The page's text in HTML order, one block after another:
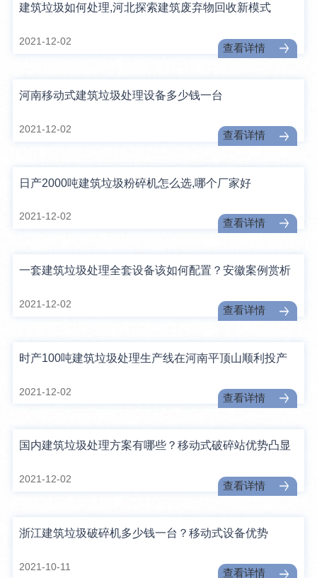
建筑垃圾如何处理,河北探索建筑废弃物回收新模式
2021-12-02
查看详情
河南移动式建筑垃圾处理设备多少钱一台
2021-12-02
查看详情
日产2000吨建筑垃圾粉碎机怎么选,哪个厂家好
2021-12-02
查看详情
一套建筑垃圾处理全套设备该如何配置？安徽案例赏析
2021-12-02
查看详情
时产100吨建筑垃圾处理生产线在河南平顶山顺利投产
2021-12-02
查看详情
国内建筑垃圾处理方案有哪些？移动式破碎站优势凸显
2021-12-02
查看详情
浙江建筑垃圾破碎机多少钱一台？移动式设备优势
2021-10-11
查看详情